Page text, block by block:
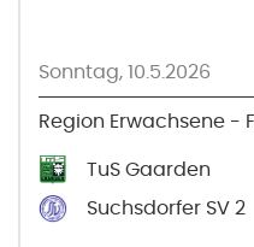
Sonntag, 10.5.2026
Region Erwachsene -
TuS Gaarden
Suchsdorfer SV 2